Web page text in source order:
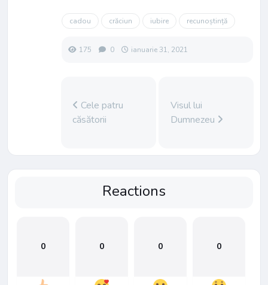
cadou crăciun iubire recunoștință
175 0 ianuarie 31, 2021
Cele patru
căsătorii
Visul lui
Dumnezeu
Reactions
0 0 0 0